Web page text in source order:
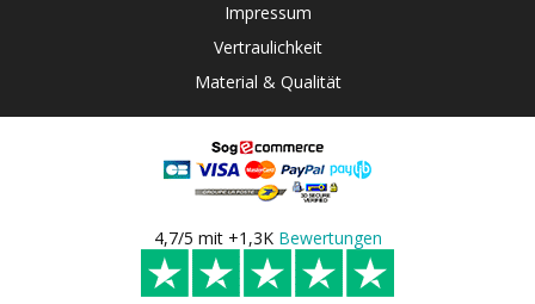
Impressum
Vertraulichkeit
Material & Qualität
4,7/5 mit +1,3K Bewertungen